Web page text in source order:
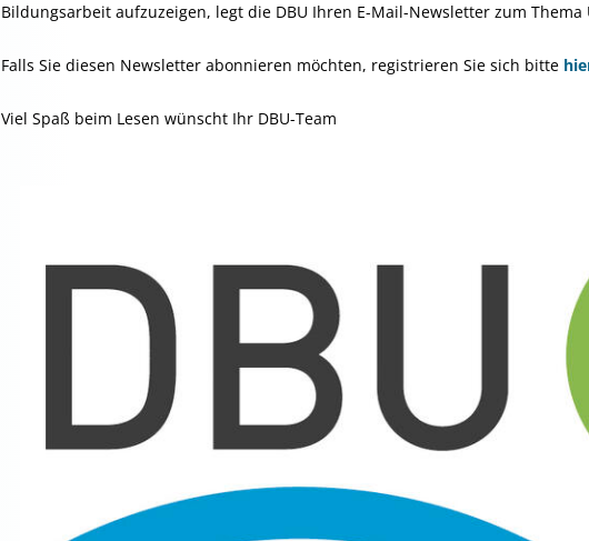
Bildungsarbeit aufzuzeigen, legt die DBU Ihren E-Mail-Newsletter zum
Falls Sie diesen Newsletter abonnieren möchten, registrieren Sie sich bitte
Viel Spaß beim Lesen wünscht Ihr DBU-Team